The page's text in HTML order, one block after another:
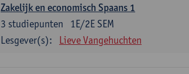
Zakelijk en economisch Spaans 1
1E/2E SEM
3 studiepunten
Lesgever(s):
Lieve Vangehuchten